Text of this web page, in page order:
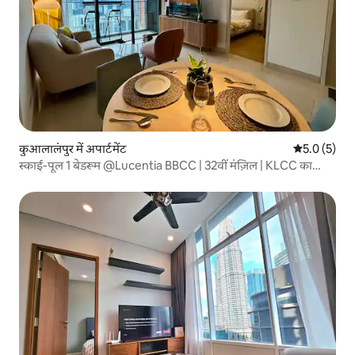
कुआलालंपुर में अपार्टमेंट औसत रेटिंग 5
5.0 (5)
स्काई-पूल 1 बेडरूम @Lucentia BBCC | 32वीं मंज़िल | KLCC का